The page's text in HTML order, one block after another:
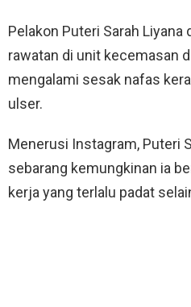
Pelakon Puteri Sarah
rawatan di unit kecemasan
mengalami sesak nafas
ulser.
Menerusi Instagram, Puteri
sebarang kemungkinan ia
kerja yang terlalu padat